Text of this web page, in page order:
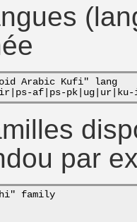
Arabic Kufi" lang
af|ps-pk|ug|ur|ku-
par
family